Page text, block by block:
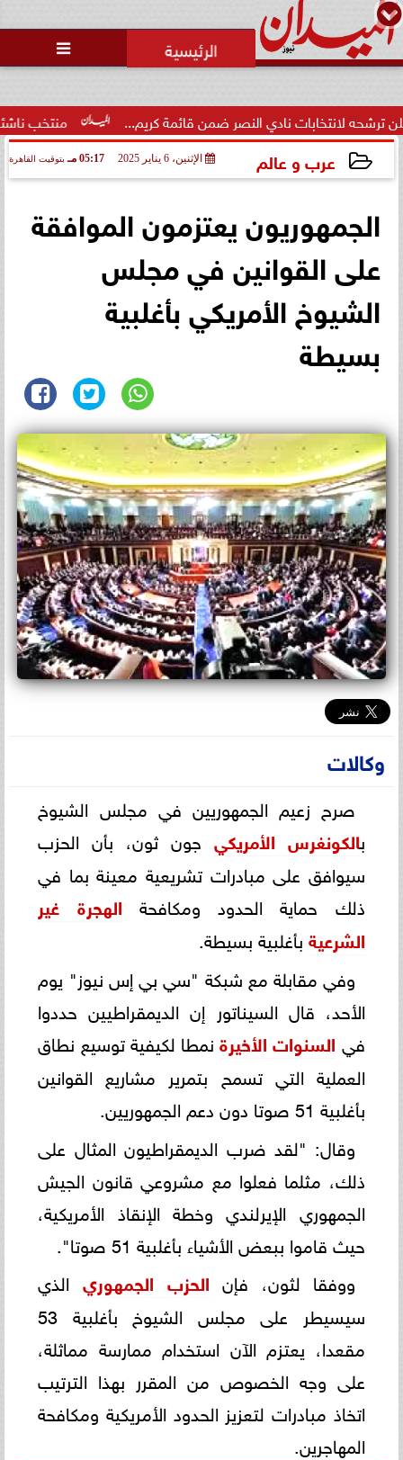

منتخب ناشئات السلة نادي النصر ضمن قائمة كريم...
عرب و عالم الإثنين، 6 يناير 2025 05:17 مـ بتوقيت القاهرة
الجمهوريون يعتزمون الموافقة
على القوانين في مجلس
الشيوخ الأمريكي بأغلبية
بسيطة
وكالات
صرح زعيم الجمهوريين في مجلس الشيوخ
بالكونغرس الأمريكي جون ثون، بأن الحزب
سيوافق على مبادرات تشريعية معينة بما في
ذلك حماية الحدود ومكافحة الهجرة غير
الشرعية بأغلبية بسيطة.
وفي مقابلة مع شبكة "سي بي إس نيوز" يوم
الأحد، قال السيناتور إن الديمقراطيين حددوا
في السنوات الأخيرةنمطا لكيفية توسيع نطاق
العملية التي تسمح بتمرير مشاريع القوانين
بأغلبية 51 صوتا دون دعم الجمهوريين.
وقال: "لقد ضرب الديمقراطيون المثال على
ذلك، مثلما فعلوا مع مشروعي قانون الجيش
الجمهوري الإيرلندي وخطة الإنقاذ الأمريكية،
حيث قاموا ببعض الأشياء بأغلبية 51 صوتا".
ووفقا لثون، فإن الحزب الجمهوري الذي
سيسيطر على مجلس الشيوخ بأغلبية 53
مقعدا، يعتزم الآن استخدام ممارسة مماثلة،
على وجه الخصوص من المقرر بهذا الترتيب
اتخاذ مبادرات لتعزيز الحدود الأمريكية ومكافحة
المهاجرين.